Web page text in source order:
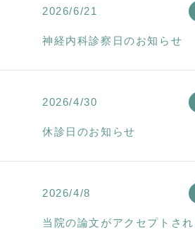
2026/6/21
神経内科診察日のお知らせ
2026/4/30
休診日のお知らせ
2026/4/8
当院の論文がアクセプトされ